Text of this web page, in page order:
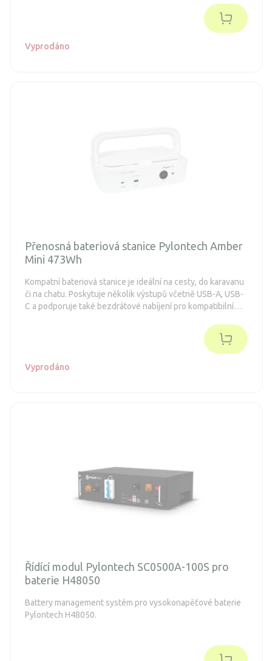
Vyprodáno
Přenosná bateriová stanice Pylontech Amber
Mini 473Wh
Kompatní bateriová stanice je ideální na cesty, do karavanu
či na chatu. Poskytuje několik výstupů včetně USB-A, USB-
C a podporuje také bezdrátové nabíjení pro kompatibilní
Vyprodáno
Řídící modul Pylontech SC0500A-100S pro
baterie H48050
Battery management systém pro vysokonapěťové baterie
Pylontech H48050.